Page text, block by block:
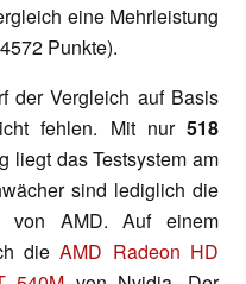
eine Mehrleistung
Punkte).
der Vergleich auf Basis
fehlen. Mit nur 518
liegt das Testsystem am
sind lediglich die
von AMD. Auf einem
dieAMD Radeon HD